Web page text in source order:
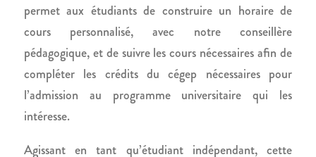
permet aux étudiants de construire un horaire de
cours personnalisé, avec notre conseillère
pédagogique, et de suivre les cours nécessaires afin de
compléter les crédits du cégep nécessaires pour
l’admission au programme universitaire qui les
intéresse.
Agissant en tant qu’étudiant indépendant, cette